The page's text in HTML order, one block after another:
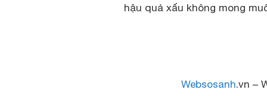
hậu quả xấu không mong
Websosanh.vn –